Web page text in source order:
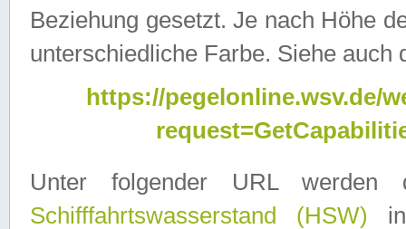
Beziehung gesetzt. Je nach Höhe
unterschiedliche Farbe. Siehe auch
https://pegelonline.wsv.de/
Unter folgender URL
Schifffahrtswasserstand (HSW)